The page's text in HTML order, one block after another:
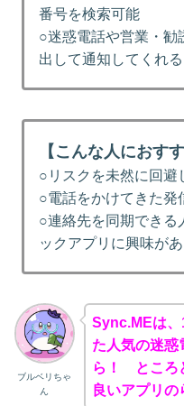
番号を検索可能
○迷惑電話や営業・勧
出して通知してくれる
【こんな人におすす
○リスクを未然に回避
○電話をかけてきた発
○連絡先を同期できる
ックアプリに興味があ
ブルベリちゃ
ん
Sync.MEは、
た人気の迷惑
ら！ ところ
良いアプリの